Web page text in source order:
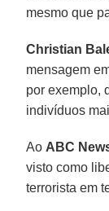
mesmo que
Christian
mensagem
por exemplo,
indivíduos
Ao ABC
visto como
terrorista em